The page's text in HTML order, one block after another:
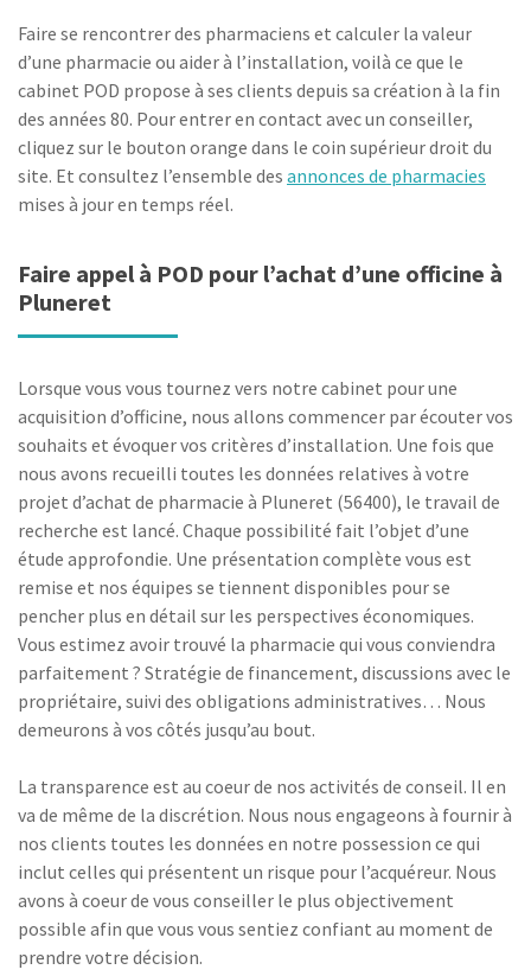
Faire se rencontrer des pharmaciens et calculer la valeur
d’une pharmacie ou aider à l’installation, voilà ce que le
cabinet POD propose à ses clients depuis sa création à la fin
des années 80. Pour entrer en contact avec un conseiller,
cliquez sur le bouton orange dans le coin supérieur droit du
site. Et consultez l’ensemble des annonces de pharmacies
mises à jour en temps réel.
Faire appel à POD pour l’achat d’une officine à
Pluneret
Lorsque vous vous tournez vers notre cabinet pour une
acquisition d’officine, nous allons commencer par écouter vos
souhaits et évoquer vos critères d’installation. Une fois que
nous avons recueilli toutes les données relatives à votre
projet d’achat de pharmacie à Pluneret (56400), le travail de
recherche est lancé. Chaque possibilité fait l’objet d’une
étude approfondie. Une présentation complète vous est
remise et nos équipes se tiennent disponibles pour se
pencher plus en détail sur les perspectives économiques.
Vous estimez avoir trouvé la pharmacie qui vous conviendra
parfaitement ? Stratégie de financement, discussions avec le
propriétaire, suivi des obligations administratives… Nous
demeurons à vos côtés jusqu’au bout.
La transparence est au coeur de nos activités de conseil. Il en
va de même de la discrétion. Nous nous engageons à fournir à
nos clients toutes les données en notre possession ce qui
inclut celles qui présentent un risque pour l’acquéreur. Nous
avons à coeur de vous conseiller le plus objectivement
possible afin que vous vous sentiez confiant au moment de
prendre votre décision.